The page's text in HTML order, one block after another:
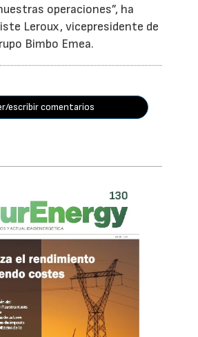
operaciones”, ha
Leroux, vicepresidente de
Bimbo Emea.
escribir comentarios